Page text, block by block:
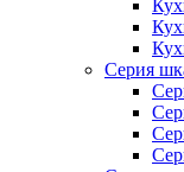
Серия